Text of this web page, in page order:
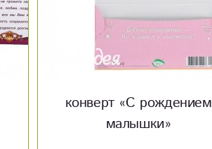
Мягкая игрушка Пингвин